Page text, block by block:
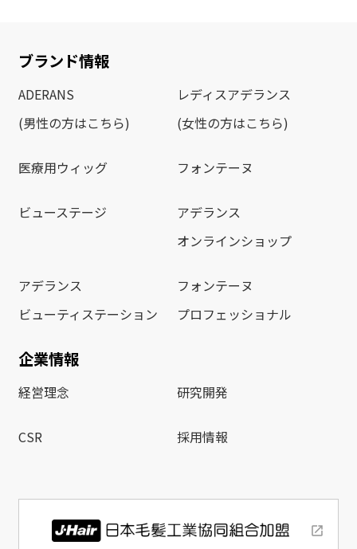
ブランド情報
ADERANS
(男性の方はこちら)
レディスアデランス
(女性の方はこちら)
医療用ウィッグ フォンテーヌ
ビューステージ
アデランス
オンラインショップ
アデランス
ビューティステーション
フォンテーヌ
プロフェッショナル
企業情報
経営理念 研究開発
CSR 採用情報